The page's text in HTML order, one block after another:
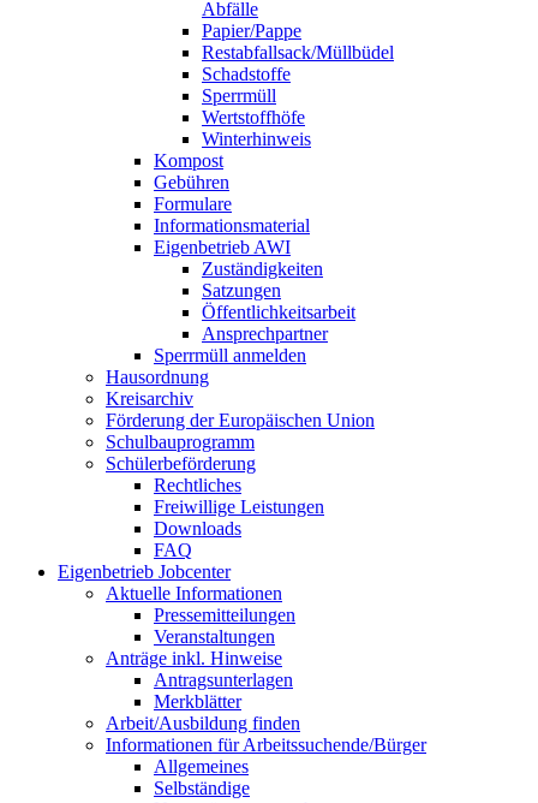
Abfälle
Papier/Pappe
Restabfallsack/Müllbüdel
Schadstoffe
Sperrmüll
Wertstoffhöfe
Winterhinweis
Kompost
Gebühren
Formulare
Informationsmaterial
Eigenbetrieb AWI
Zuständigkeiten
Satzungen
Öffentlichkeitsarbeit
Ansprechpartner
Sperrmüll anmelden
Hausordnung
Kreisarchiv
Förderung der Europäischen Union
Schulbauprogramm
Schülerbeförderung
Rechtliches
Freiwillige Leistungen
Downloads
FAQ
Eigenbetrieb Jobcenter
Aktuelle Informationen
Pressemitteilungen
Veranstaltungen
Anträge inkl. Hinweise
Antragsunterlagen
Merkblätter
Arbeit/Ausbildung finden
Informationen für Arbeitssuchende/Bürger
Allgemeines
Selbständige